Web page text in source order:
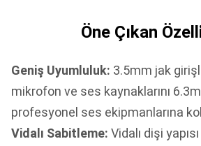
Öne Çıkan
Geniş Uyumluluk: 3.5mm jak
mikrofon ve ses kaynaklarını
profesyonel ses ekipmanlarına
Vidalı Sabitleme: Vidalı dişi